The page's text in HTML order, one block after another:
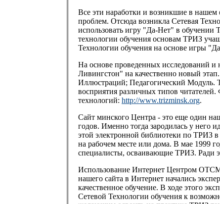
Все эти наработки и возникшие в нашем
проблем. Отсюда возникла Сетевая
использовать игру "Да-Нет" в обучении
технологии обучения основам ТРИЗ
Технологии обучения на основе игры
На основе проведенных исследований и
Ливингстон" на качественно новый
Иллюстраций; Педагогический Модуль.
восприятия различных типов
технологий: http://www.trizminsk.org.
Сайт минского Центра - это еще один
годов. Именно тогда зародилась у него
этой электронной библиотеки по ТРИЗ
на рабочем месте или дома. В мае 1999
специалисты, осваивающие ТРИЗ. Ради
Использование Интернет Центром
нашего сайта в Интернет начались
качественное обучение. В ходе этого
Сетевой Технологии обучения к